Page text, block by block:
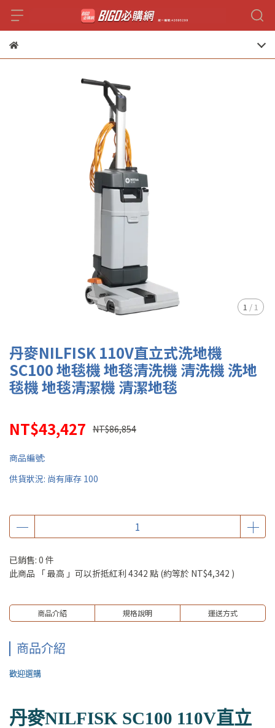
1 / 1
丹麥NILFISK 110V直立式洗地機
SC100 地毯機 地毯清洗機 清洗機 洗地
毯機 地毯清潔機 清潔地毯
NT$43,427 NT$86,854
商品編號:
供貨狀況: 尚有庫存 100
已銷售: 0 件
此商品 「 最高 」可以折抵紅利 4342 點 (約等於 NT$4,342 )
商品介紹 規格說明 運送方式
商品介紹
歡迎選購
丹麥NILFISK SC100 110V直立